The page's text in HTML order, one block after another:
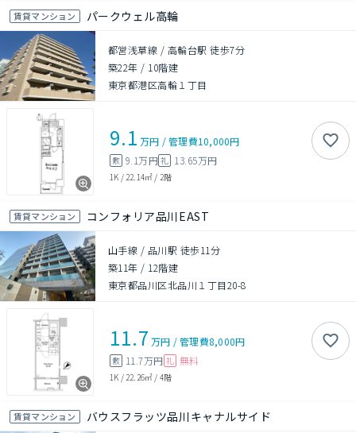
賃貸マンション パークウェル高輪
都営浅草線 / 高輪台駅 徒歩7分
築22年 / 10階建
東京都港区高輪１丁目
9.1 万円 /管理費10,000円
敷 9.1万円礼 13.65万円
1K / 22.14㎡ / 2階
賃貸マンション コンフォリア品川EAST
山手線 / 品川駅 徒歩11分
築11年 / 12階建
東京都品川区北品川１丁目20-8
11.7 万円 /管理費8,000円
敷 11.7万円 礼 無料
1K / 22.26㎡ / 4階
賃貸マンション バウスフラッツ品川キャナルサイド